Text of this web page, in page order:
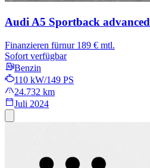
Audi A5 Sportback advanced
Finanzieren fürnur 189 € mtl.
Sofort verfügbar
Benzin
110 kW/149 PS
24.732 km
Juli 2024